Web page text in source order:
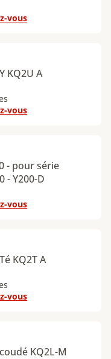
vous
KQ2U A
vous
- pour série
- Y200-D
vous
KQ2T A
vous
KQ2L-M